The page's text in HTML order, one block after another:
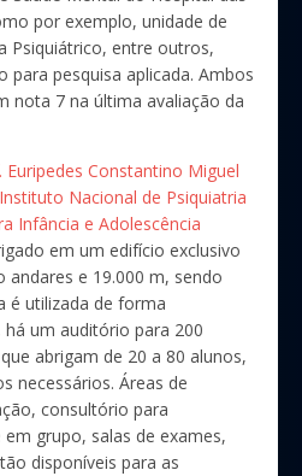
por exemplo, unidade de
Psiquiátrico, entre outros,
pesquisa aplicada. Ambos
nota 7 na última avaliação da
Euripedes Constantino Miguel
Instituto Nacional de Psiquiatria
Infância e Adolescência
em um edifício exclusivo
e 19.000 m, sendo
é utilizada de forma
um auditório para 200
abrigam de 20 a 80 alunos,
necessários. Áreas de
consultório para
grupo, salas de exames,
disponíveis para as